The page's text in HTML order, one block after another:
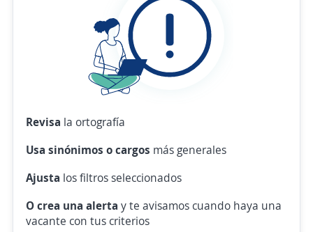
Revisa la ortografía
Usa sinónimos o cargos más generales
Ajusta los filtros seleccionados
O crea una alerta y te avisamos cuando haya una
vacante con tus criterios